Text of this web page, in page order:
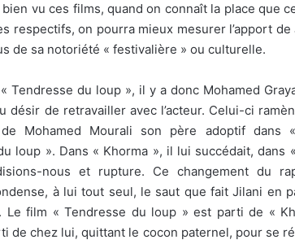
bien vu ces films, quand on connaît la place que
respectifs, on pourra mieux mesurer l’apport
de sa notoriété « festivalière » ou culturelle.
Tendresse du loup », il y a donc Mohamed
désir de retravailler avec l’acteur. Celui-ci
de Mohamed Mourali son père adoptif dans
loup ». Dans « Khorma », il lui succédait,
nous et rupture. Ce changement du
à lui tout seul, le saut que fait Jilani en
Le film « Tendresse du loup » est parti de «
de chez lui, quittant le cocon paternel, pour se